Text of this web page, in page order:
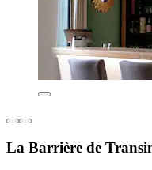
La Barrière de